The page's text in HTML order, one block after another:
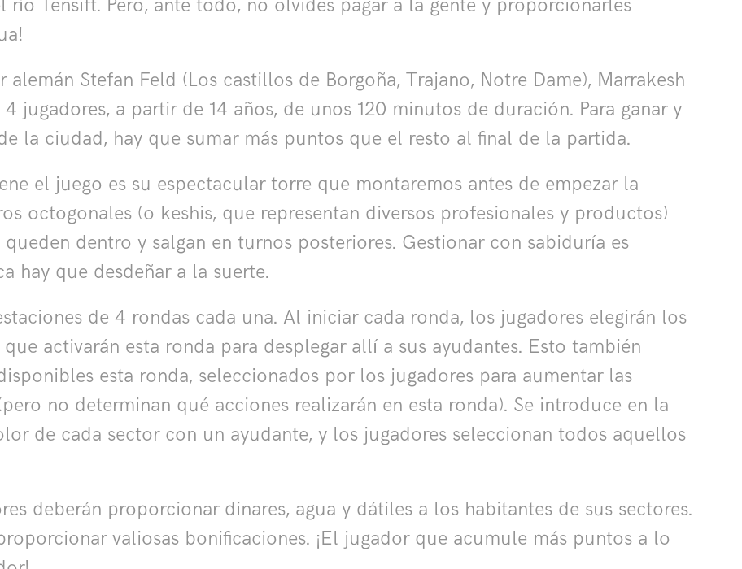
río Tensift. Pero, ante todo, no olvides pagar a la gente y proporcionarles
Stefan Feld (Los castillos de Borgoña, Trajano, Notre Dame), Marrakesh
jugadores, a partir de 14 años, de unos 120 minutos de duración. Para ganar y
la ciudad, hay que sumar más puntos que el resto al final de la partida.
el juego es su espectacular torre que montaremos antes de empezar la
octogonales (o keshis, que representan diversos profesionales y productos)
dentro y salgan en turnos posteriores. Gestionar con sabiduría es
hay que desdeñar a la suerte.
de 4 rondas cada una. Al iniciar cada ronda, los jugadores elegirán los
activarán esta ronda para desplegar allí a sus ayudantes. Esto también
esta ronda, seleccionados por los jugadores para aumentar las
no determinan qué acciones realizarán en esta ronda). Se introduce en la
de cada sector con un ayudante, y los jugadores seleccionan todos aquellos
deberán proporcionar dinares, agua y dátiles a los habitantes de sus sectores.
valiosas bonificaciones. ¡El jugador que acumule más puntos a lo